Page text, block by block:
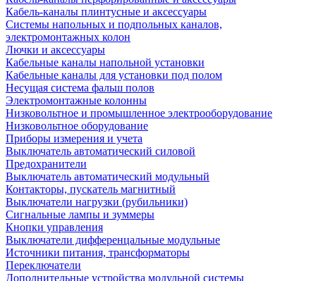
Кабель-каналы плинтусные и аксессуары
Системы напольных и подпольных каналов,
электромонтажных колон
Лючки и аксессуары
Кабельные каналы напольной установки
Кабельные каналы для установки под полом
Несущая система фальш полов
Электромонтажные колонны
Низковольтное и промышленное электрооборудование
Низковольтное оборудование
Приборы измерения и учета
Выключатель автоматический силовой
Предохранители
Выключатель автоматический модульный
Контакторы, пускатель магнитный
Выключатели нагрузки (рубильники)
Сигнальные лампы и зуммеры
Кнопки управления
Выключатели дифференцальные модульные
Источники питания, трансформаторы
Переключатели
Дополнительные устройства модульной системы